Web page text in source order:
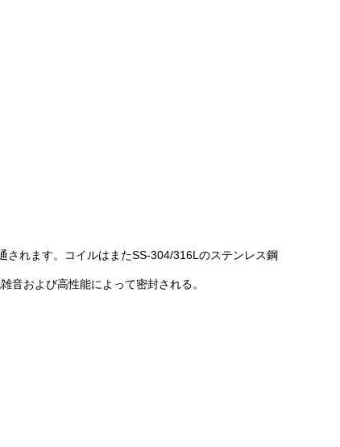
されます。コイルはまたSS-304/316Lのステンレス鋼
音および高性能によって密封される。